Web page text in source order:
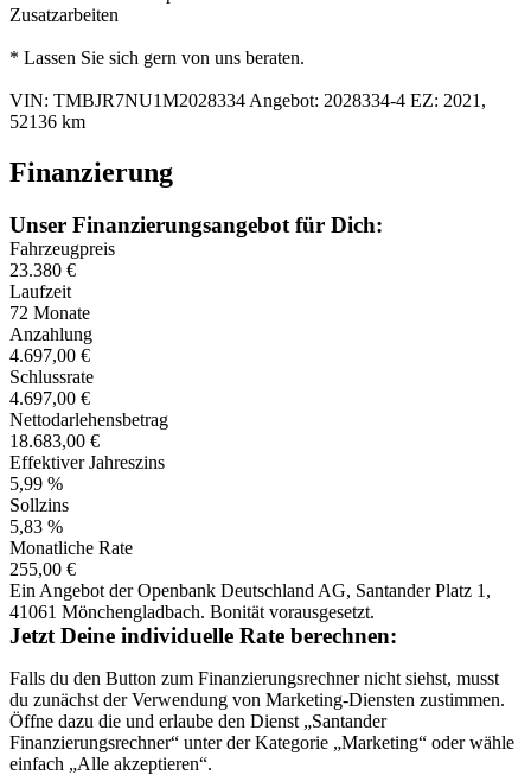
Zusatzarbeiten
* Lassen Sie sich gern von uns beraten.
VIN: TMBJR7NU1M2028334 Angebot: 2028334-4 EZ: 2021,
52136 km
Finanzierung
Unser Finanzierungsangebot für Dich:
Fahrzeugpreis
23.380 €
Laufzeit
72 Monate
Anzahlung
4.697,00 €
Schlussrate
4.697,00 €
Nettodarlehens­betrag
18.683,00 €
Effektiver Jahreszins
5,99 %
Sollzins
5,83 %
Monatliche Rate
255,00 €
Ein Angebot der Openbank Deutschland AG, Santander Platz 1,
41061 Mönchengladbach. Bonität vorausgesetzt.
Jetzt Deine individuelle Rate berechnen:
Falls du den Button zum Finanzierungsrechner nicht siehst, musst
du zunächst der Verwendung von Marketing-Diensten zustimmen.
Öffne dazu die und erlaube den Dienst „Santander
Finanzierungsrechner“ unter der Kategorie „Marketing“ oder wähle
einfach „Alle akzeptieren“.